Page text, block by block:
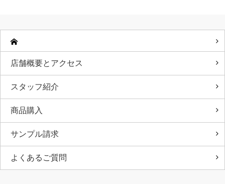
店舗概要とアクセス
スタッフ紹介
商品購入
サンプル請求
よくあるご質問